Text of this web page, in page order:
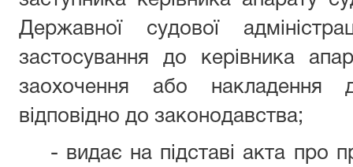
Державної судової
застосування до керівника
заохочення або накладення
відповідно до законодавства;
- видає на підставі акта про